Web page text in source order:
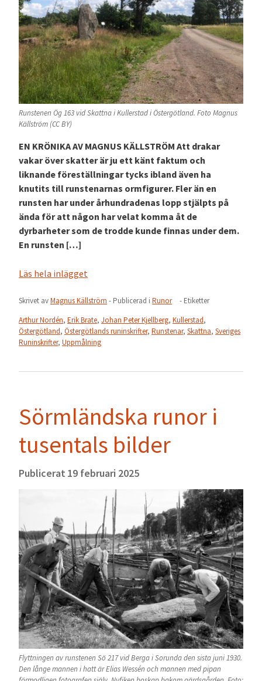
Runstenen Ög 163 vid Skattna i Kullerstad i Östergötland. Foto Magnus
Källström (CC BY)
EN KRÖNIKA AV MAGNUS KÄLLSTRÖM Att drakar
vakar över skatter är ju ett känt faktum och
liknande föreställningar tycks ibland även ha
knutits till runstenarnas ormfigurer. Fler än en
runsten har under århundradenas lopp stjälpts på
ända för att någon har velat komma åt de
dyrbarheter som de trodde kunde finnas under dem.
En runsten […]
Läs hela inlägget
Skrivet avMagnus Källström - Publicerad i Runor
- Etiketter
Arthur Nordén, Erik Brate, Johan Peter Kjellberg, Kullerstad,
Östergötland, Östergötlands runinskrifter, Runstenar, Skattna, Sveriges
Runinskrifter, Uppmålning
Sörmländska runor i
tusentals bilder
Publicerat 19 februari 2025
Flyttningen av runstenen Sö 217 vid Berga i Sorunda den sista juni 1930.
Den långe mannen i hatt är Elias Wessén och mannen med pipan